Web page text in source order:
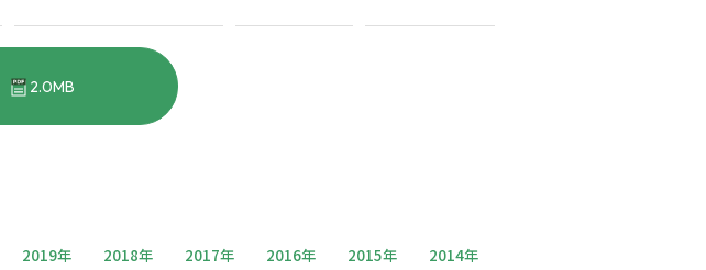
2.0MB
2019年 2018年 2017年 2016年 2015年 2014年